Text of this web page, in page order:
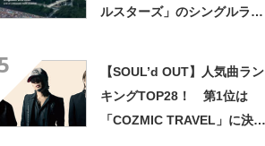
ルスターズ」のシングルラン
【SOUL’d OUT】人気曲ラン
キングTOP28！ 第1位は
「COZMIC TRAVEL」に決